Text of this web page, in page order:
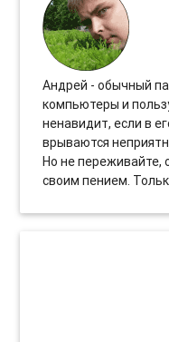
Андрей - обычный
компьютеры и
ненавидит, если в
врываются
Но не переживайте,
своим пением.